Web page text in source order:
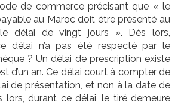
de commerce précisant que « le
au Maroc doit être présenté au
délai de vingt jours ». Dès lors,
délai n’a pas été respecté par le
? Un délai de prescription existe
d’un an. Ce délai court à compter de
de présentation, et non à la date de
lors, durant ce délai, le tiré demeure